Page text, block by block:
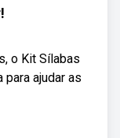
o Kit Sílabas
ajudar as